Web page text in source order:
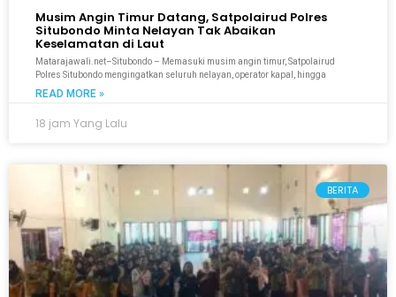
Musim Angin Timur Datang, Satpolairud Polres
Situbondo Minta Nelayan Tak Abaikan
Keselamatan di Laut
Matarajawali.net–Situbondo – Memasuki musim angin timur, Satpolairud
Polres Situbondo mengingatkan seluruh nelayan, operator kapal, hingga
READ MORE »
18 jam Yang Lalu
BERITA